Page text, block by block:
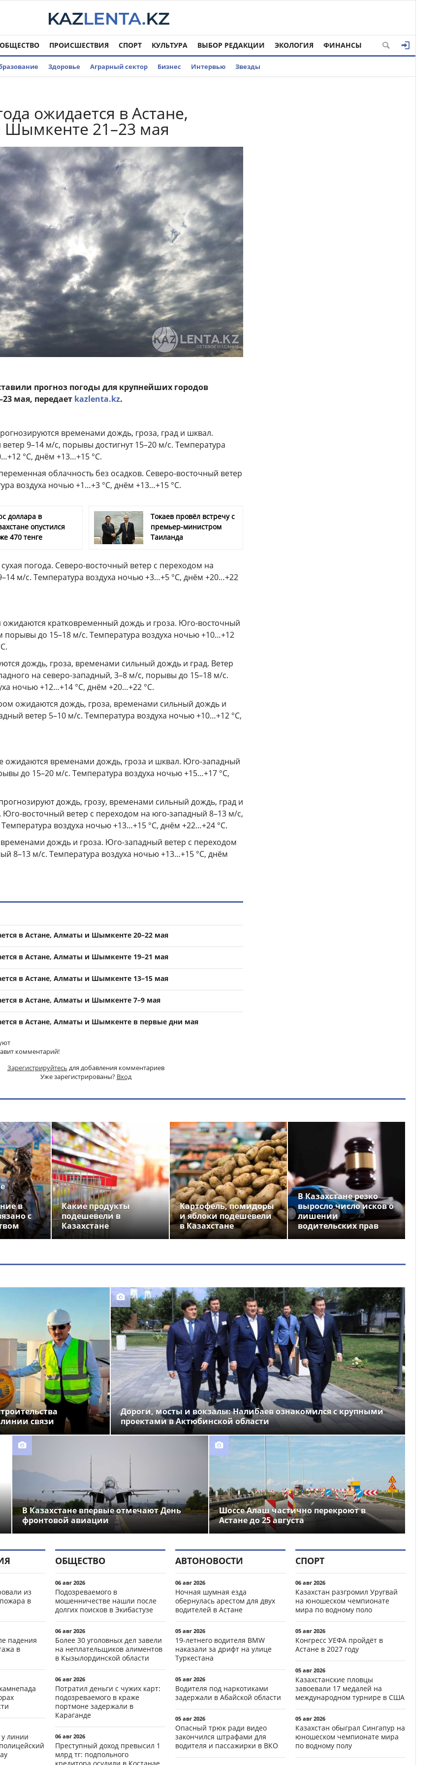
ОБЩЕСТВО ПРОИСШЕСТВИЯ СПОРТ КУЛЬТУРА ВЫБОР РЕДАКЦИИ ЭКОЛОГИЯ ФИНАНСЫ
Здоровье Аграрный сектор Бизнес Интервью Звезды
ожидается в Астане,
21–23 мая
прогноз погоды для крупнейших городов
мая, передает kazlenta.kz.
временами дождь, гроза, град и шквал.
9–14 м/с, порывы достигнут 15–20 м/с. Температура
°С, днём +13…+15 °С.
облачность без осадков. Северо-восточный ветер
воздуха ночью +1…+3 °С, днём +13…+15 °С.
доллара в
опустился
470 тенге
Токаев провёл встречу с
премьер-министром
Таиланда
сухая погода. Северо-восточный ветер с переходом на
м/с. Температура воздуха ночью +3…+5 °С, днём +20…+22
ожидаются кратковременный дождь и гроза. Юго-восточный
порывы до 15–18 м/с. Температура воздуха ночью +10…+12
дождь, гроза, временами сильный дождь и град. Ветер
на северо-западный, 3–8 м/с, порывы до 15–18 м/с.
ночью +12…+14 °С, днём +20…+22 °С.
ожидаются дождь, гроза, временами сильный дождь и
ветер 5–10 м/с. Температура воздуха ночью +10…+12 °С,
ожидаются временами дождь, гроза и шквал. Юго-западный
до 15–20 м/с. Температура воздуха ночью +15…+17 °С,
дождь, грозу, временами сильный дождь, град и
Юго-восточный ветер с переходом на юго-западный 8–13 м/с,
воздуха ночью +13…+15 °С, днём +22…+24 °С.
дождь и гроза. Юго-западный ветер с переходом
8–13 м/с. Температура воздуха ночью +13…+15 °С, днём
в Астане, Алматы и Шымкенте 20–22 мая
в Астане, Алматы и Шымкенте 19–21 мая
в Астане, Алматы и Шымкенте 13–15 мая
в Астане, Алматы и Шымкенте 7–9 мая
в Астане, Алматы и Шымкенте в первые дни мая
комментарий!
Зарегистрируйтесь для добавления комментариев
Уже зарегистрированы? Вход
в
с
Какие продукты
подешевели в
Казахстане
Картофель, помидоры
и яблоки подешевели
в Казахстане
В Казахстане резко
выросло число исков о
лишении
водительских прав
связи
Дороги, мосты и вокзалы: Налибаев ознакомился с крупными
проектами в Актюбинской области
В Казахстане впервые отмечают День
фронтовой авиации
Шоссе Алаш частично перекроют в
Астане до 25 августа
из
в
падения
в
у линии
ОБЩЕСТВО
06 авг 2026
Подозреваемого в
мошенничестве нашли после
долгих поисков в Экибастузе
06 авг 2026
Более 30 уголовных дел завели
на неплательщиков алиментов
в Кызылординской области
06 авг 2026
Потратил деньги с чужих карт:
подозреваемого в краже
портмоне задержали в
Караганде
06 авг 2026
Преступный доход превысил 1
млрд тг: подпольного
кредитора осудили в Костанае
АВТОНОВОСТИ
06 авг 2026
Ночная шумная езда
обернулась арестом для двух
водителей в Астане
05 авг 2026
19-летнего водителя BMW
наказали за дрифт на улице
Туркестана
05 авг 2026
Водителя под наркотиками
задержали в Абайской области
05 авг 2026
Опасный трюк ради видео
закончился штрафами для
водителя и пассажирки в ВКО
СПОРТ
06 авг 2026
Казахстан разгромил Уругвай
на юношеском чемпионате
мира по водному поло
05 авг 2026
Конгресс УЕФА пройдёт в
Астане в 2027 году
05 авг 2026
Казахстанские пловцы
завоевали 17 медалей на
международном турнире в США
05 авг 2026
Казахстан обыграл Сингапур на
юношеском чемпионате мира
по водному полу